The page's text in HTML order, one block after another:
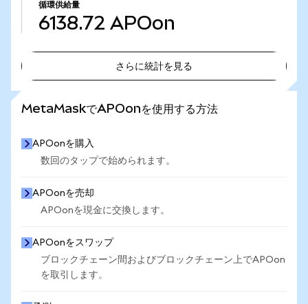
循環供給量
6138.72 APOon
さらに統計を見る
MetaMaskでAPOonを使用する方法
APOonを購入
数回のタップで始められます。
APOonを売却
APOonを現金に交換します。
APOonをスワップ
ブロックチェーン間およびブロックチェーン上でAPOon
を取引します。